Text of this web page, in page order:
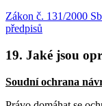
Zákon č. 131/2000
předpisů
19. Jaké jsou
Soudní ochrana